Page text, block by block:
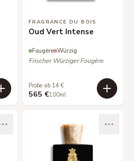
FRAGRANCE DU BOIS
Oud Vert Intense
Fougère Würzig
Frischer Würziger Fougère
Probe ab 14 €
565 €100ml